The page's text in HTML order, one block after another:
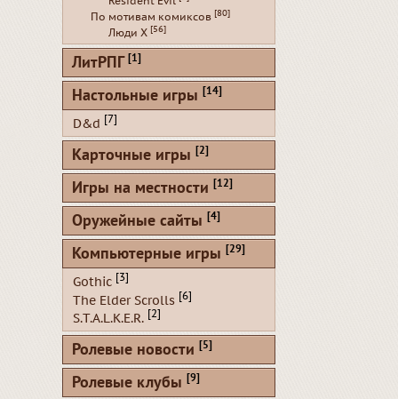
По мотивам комиксов [80]
Люди Х [56]
ЛитРПГ [1]
Настольные игры [14]
D&d [7]
Карточные игры [2]
Игры на местности [12]
Оружейные сайты [4]
Компьютерные игры [29]
Gothic [3]
The Elder Scrolls [6]
S.T.A.L.K.E.R. [2]
Ролевые новости [5]
Ролевые клубы [9]